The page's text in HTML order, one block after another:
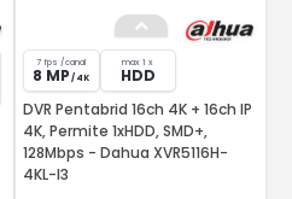
7 fps /canal
8 MP / 4K
max 1 x
HDD
DVR Pentabrid 16ch 4K + 16ch IP
4K, Permite 1xHDD, SMD+,
128Mbps - Dahua XVR5116H-
4KL-I3